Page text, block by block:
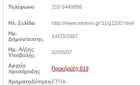
Τηλέφωνο
210 6449886
Ηλ. Σελίδα
http://www.minenv.gr/11/g1100.html
Ημ.
Δημοσίευσης
14/03/2007
Ημ. Λήξης
Υποβολής
02/05/07
Αρχείο
προκήρυξης
Προκήρυξη:819
Χρηματοδότηση ETΠΑ